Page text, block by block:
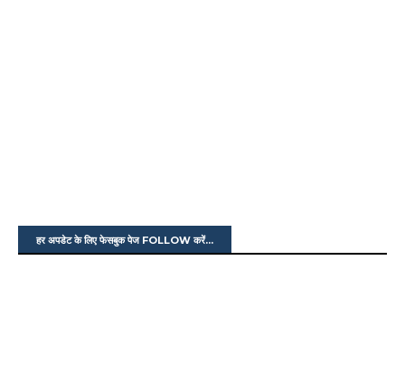
हर अपडेट के लिए फेसबुक पेज FOLLOW करें...